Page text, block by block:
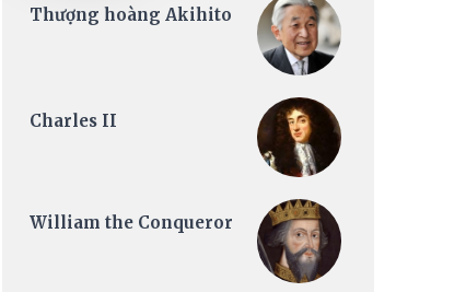
Thượng hoàng Akihito
Charles II
William the Conqueror